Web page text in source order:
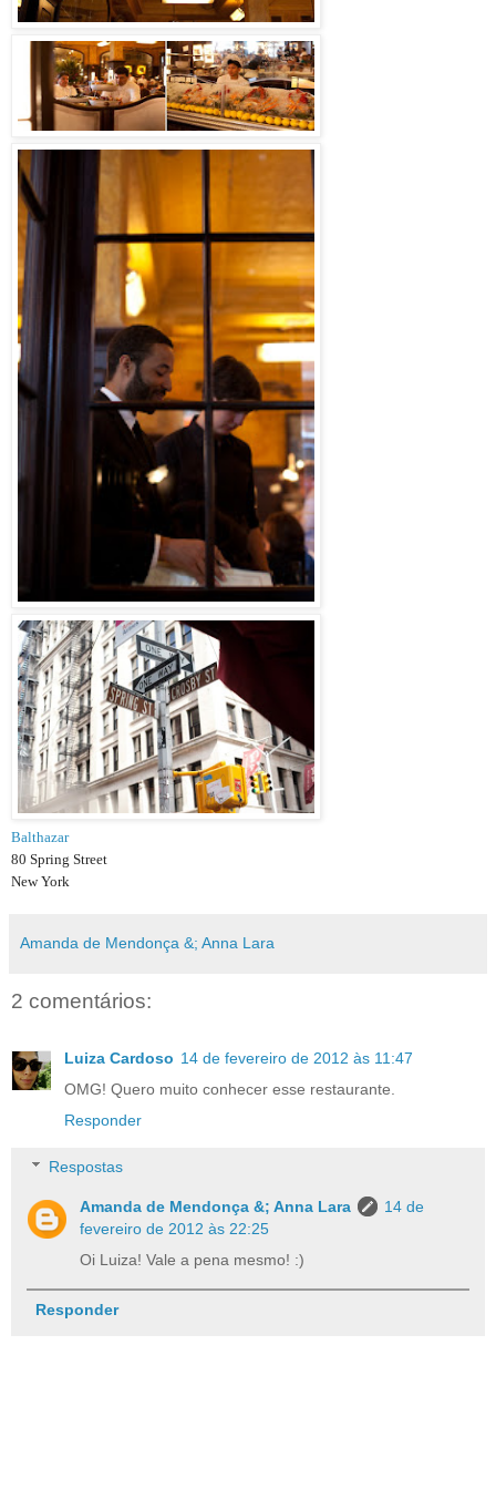
Balthazar
80 Spring Street
New York
Amanda de Mendonça &; Anna Lara
2 comentários:
Luiza Cardoso 14 de fevereiro de 2012 às 11:47
OMG! Quero muito conhecer esse restaurante.
Responder
Respostas
Amanda de Mendonça &; Anna Lara
14 de
fevereiro de 2012 às 22:25
Oi Luiza! Vale a pena mesmo! :)
Responder